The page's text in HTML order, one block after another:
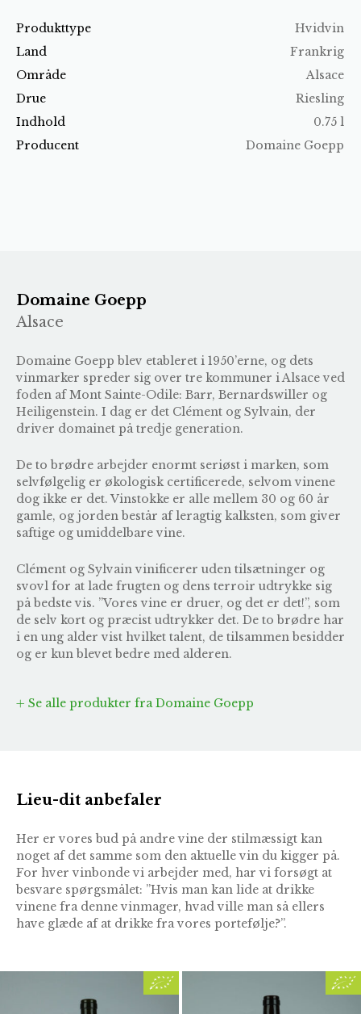
Produkttype
Hvidvin
Land
Frankrig
Område
Alsace
Drue
Riesling
Indhold
0.75 l
Producent
Domaine Goepp
Domaine Goepp
Alsace
Domaine Goepp blev etableret i 1950’erne, og dets
vinmarker spreder sig over tre kommuner i Alsace ved
foden af Mont Sainte-Odile: Barr, Bernardswiller og
Heiligenstein. I dag er det Clément og Sylvain, der
driver domainet på tredje generation.
De to brødre arbejder enormt seriøst i marken, som
selvfølgelig er økologisk certificerede, selvom vinene
dog ikke er det. Vinstokke er alle mellem 30 og 60 år
gamle, og jorden består af leragtig kalksten, som giver
saftige og umiddelbare vine.
Clément og Sylvain vinificerer uden tilsætninger og
svovl for at lade frugten og dens terroir udtrykke sig
på bedste vis. ”Vores vine er druer, og det er det!”, som
de selv kort og præcist udtrykker det. De to brødre har
i en ung alder vist hvilket talent, de tilsammen besidder
og er kun blevet bedre med alderen.
Se alle produkter fra Domaine Goepp
Lieu-dit anbefaler
Her er vores bud på andre vine der stilmæssigt kan
noget af det samme som den aktuelle vin du kigger på.
For hver vinbonde vi arbejder med, har vi forsøgt at
besvare spørgsmålet: ”Hvis man kan lide at drikke
vinene fra denne vinmager, hvad ville man så ellers
have glæde af at drikke fra vores portefølje?”.